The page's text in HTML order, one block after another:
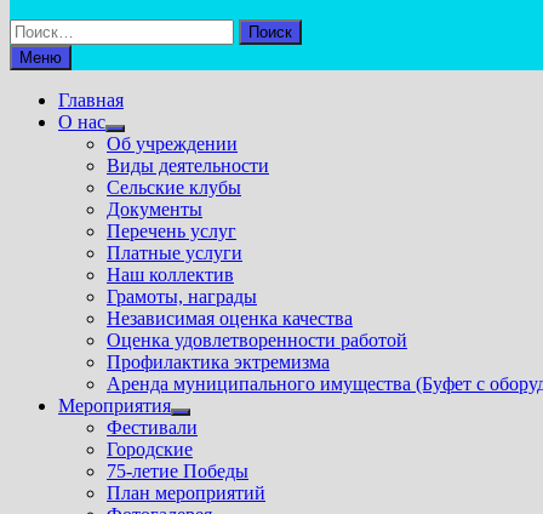
Найти:
Меню
Главная
О нас
Показать
подменю
Об учреждении
Виды деятельности
Сельские клубы
Документы
Перечень услуг
Платные услуги
Наш коллектив
Грамоты, награды
Независимая оценка качества
Оценка удовлетворенности работой
Профилактика эктремизма
Аренда муниципального имущества (Буфет с
Мероприятия
Показать
подменю
Фестивали
Городские
75-летие Победы
План мероприятий